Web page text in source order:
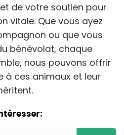
de votre soutien pour
vitale. Que vous ayez
ou que vous
bénévolat, chaque
nous pouvons offrir
à ces animaux et leur